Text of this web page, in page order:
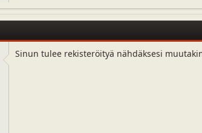
c
t
o
n
Sinun tulee rekisteröityä nähdäksesi